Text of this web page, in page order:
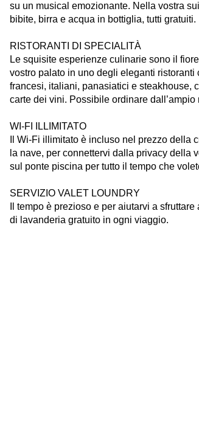
su un musical emozionante. Nella vostra
bibite, birra e acqua in bottiglia, tutti gratuiti.
RISTORANTI DI SPECIALITÀ
Le squisite esperienze culinarie sono il
vostro palato in uno degli eleganti
francesi, italiani, panasiatici e steakhouse,
carte dei vini. Possibile ordinare
WI-FI ILLIMITATO
Il Wi-Fi illimitato è incluso nel prezzo della
la nave, per connettervi dalla privacy della
sul ponte piscina per tutto il tempo che
SERVIZIO VALET LOUNDRY
Il tempo è prezioso e per aiutarvi a
di lavanderia gratuito in ogni viaggio.